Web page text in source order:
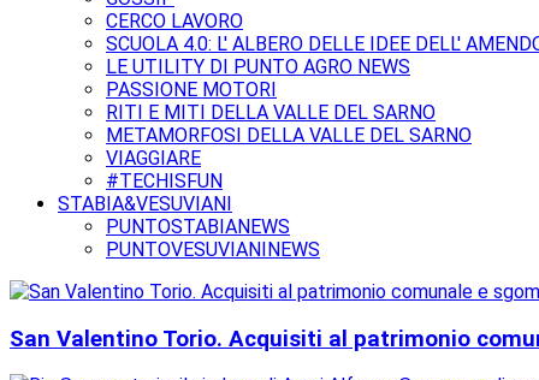
CERCO LAVORO
SCUOLA 4.0: L' ALBERO DELLE IDEE DELL'
LE UTILITY DI PUNTO AGRO NEWS
PASSIONE MOTORI
RITI E MITI DELLA VALLE DEL SARNO
METAMORFOSI DELLA VALLE DEL SARNO
VIAGGIARE
#TECHISFUN
STABIA&VESUVIANI
PUNTOSTABIANEWS
PUNTOVESUVIANINEWS
San Valentino Torio. Acquisiti al patrimonio